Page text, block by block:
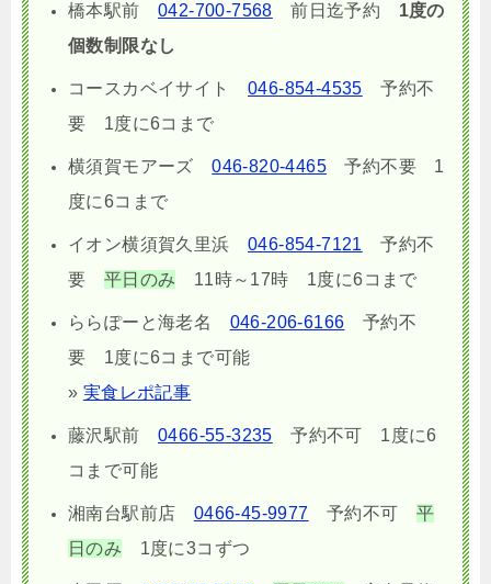
橋本駅前 042-700-7568 前日迄予約 1度の
個数制限なし
コースカベイサイト 046-854-4535 予約不
要 1度に6コまで
横須賀モアーズ046-820-4465 予約不要 1
度に6コまで
イオン横須賀久里浜 046-854-7121
予約不
要 平日のみ 11時～17時 1度に6コまで
ららぽーと海老名 046-206-6166 予約不
要 1度に6コまで可能
» 実食レポ記事
藤沢駅前 0466-55-3235 予約不可 1度に6
コまで可能
湘南台駅前店 0466-45-9977 予約不可
平
日のみ
1度に3コずつ